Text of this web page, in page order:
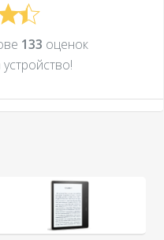
133 оценок